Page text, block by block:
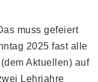
muss gefeiert
2025 fast alle
Aktuellen) auf
Lehrjahre